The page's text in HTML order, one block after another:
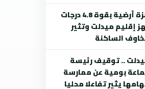
هزة أرضية بقوة 4.8 درجات
إقليم ميدلت وتثير
الساكنة
.. توقيف رئيسة
بومية عن ممارسة
يثير تفاعلا محليا